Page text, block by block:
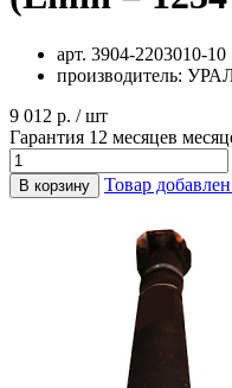
арт. 3904-2203010-10
производитель:
9 012 р. / шт
Гарантия 12 месяцев
В корзину Товар